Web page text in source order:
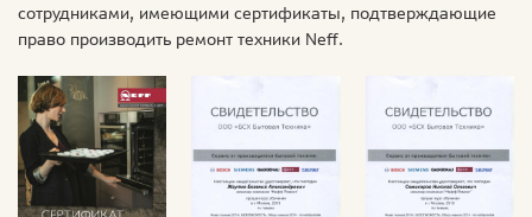
сотрудниками, имеющими сертификаты, подтверждающие
право производить ремонт техники Neff.